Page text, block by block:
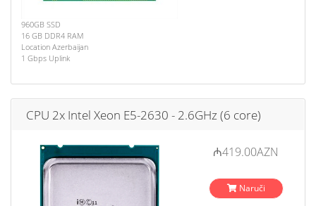
960GB SSD
16 GB DDR4 RAM
Location Azerbaijan
1 Gbps Uplink
CPU 2x Intel Xeon E5-2630 - 2.6GHz (6 core)
₼419.00AZN
Naruči